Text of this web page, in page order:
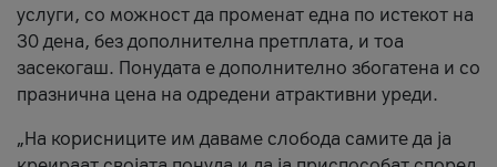
услуги, со можност да променат една по истекот на
30 дена, без дополнителна претплата, и тоа
засекогаш. Понудата е дополнително збогатена и со
празнична цена на одредени атрактивни уреди.
„На корисниците им даваме слобода самите да ја